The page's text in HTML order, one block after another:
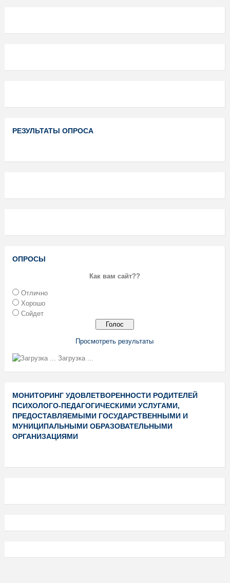
РЕЗУЛЬТАТЫ ОПРОСА
ОПРОСЫ
Как вам сайт??
Отлично
Хорошо
Сойдет
Просмотреть результаты
Загрузка ...
МОНИТОРИНГ УДОВЛЕТВОРЕННОСТИ РОДИТЕЛЕЙ
ПСИХОЛОГО-ПЕДАГОГИЧЕСКИМИ УСЛУГАМИ,
ПРЕДОСТАВЛЯЕМЫМИ ГОСУДАРСТВЕННЫМИ И
МУНИЦИПАЛЬНЫМИ ОБРАЗОВАТЕЛЬНЫМИ
ОРГАНИЗАЦИЯМИ